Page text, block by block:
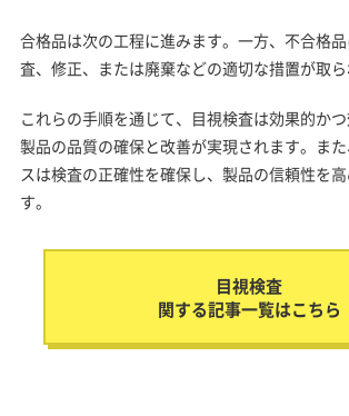
合格品は次の工程に進みます。一方、不合格
査、修正、または廃棄などの適切な措置が取ら
これらの手順を通じて、目視検査は効果的かつ
製品の品質の確保と改善が実現されます。ま
スは検査の正確性を確保し、製品の信頼性を
す。
目視検査
関する記事一覧はこちら